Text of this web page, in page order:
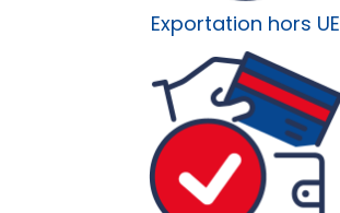
Exportation hors UE